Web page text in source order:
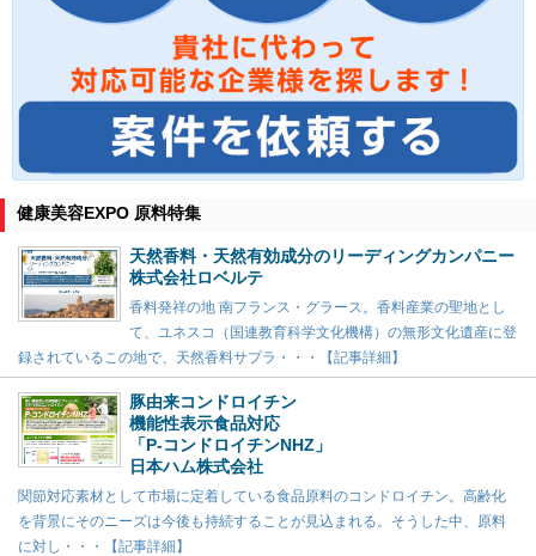
健康美容EXPO 原料特集
天然香料・天然有効成分のリーディングカンパニー
株式会社ロベルテ
香料発祥の地 南フランス・グラース。香料産業の聖地とし
て、ユネスコ（国連教育科学文化機構）の無形文化遺産に登
録されているこの地で、天然香料サプラ・・・【記事詳細】
豚由来コンドロイチン
機能性表示食品対応
「P-コンドロイチンNHZ」
日本ハム株式会社
関節対応素材として市場に定着している食品原料のコンドロイチン。高齢化
を背景にそのニーズは今後も持続することが見込まれる。そうした中、原料
に対し・・・【記事詳細】